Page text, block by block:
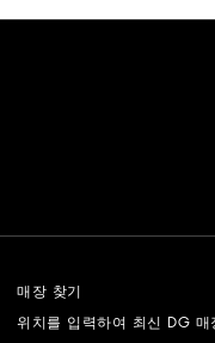
매장 찾기
위치를 입력하여 최신 DG 매